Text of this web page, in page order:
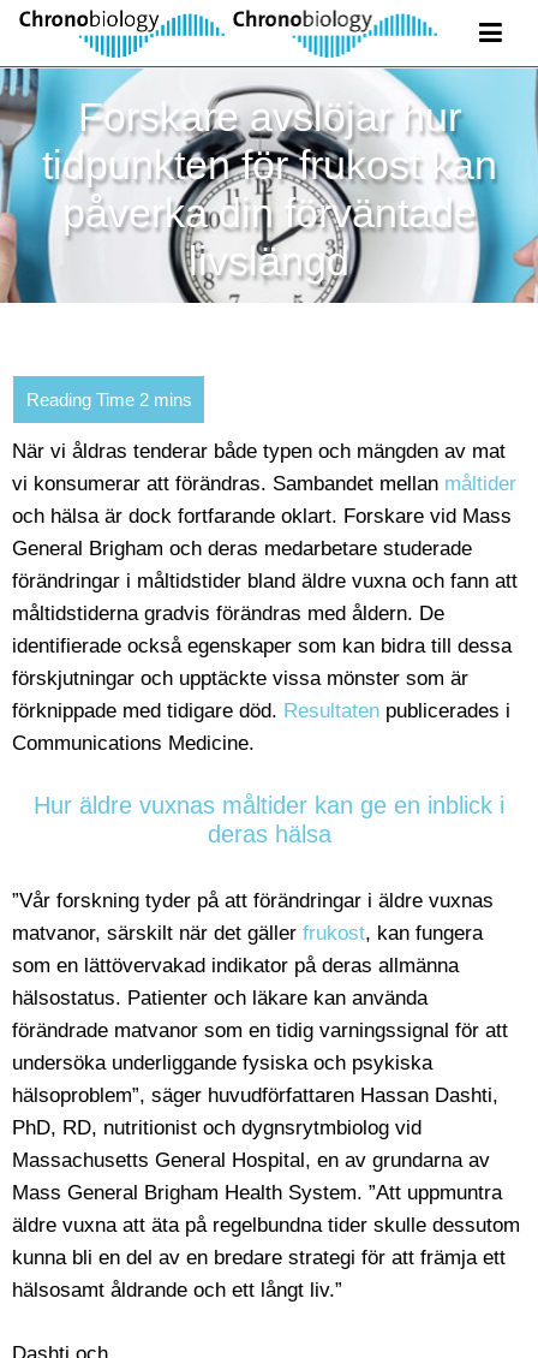
Forskare avslöjar hur
tidpunkten för frukost kan
påverka din förväntade
livslängd
När vi åldras tenderar både typen och mängden av mat
vi konsumerar att förändras. Sambandet mellan måltider
och hälsa är dock fortfarande oklart. Forskare vid Mass
General Brigham och deras medarbetare studerade
förändringar i måltidstider bland äldre vuxna och fann att
måltidstiderna gradvis förändras med åldern. De
identifierade också egenskaper som kan bidra till dessa
förskjutningar och upptäckte vissa mönster som är
förknippade med tidigare död. Resultaten publicerades i
Communications Medicine.
Hur äldre vuxnas måltider kan ge en inblick i
deras hälsa
”Vår forskning tyder på att förändringar i äldre vuxnas
matvanor, särskilt när det gäller frukost, kan fungera
som en lättövervakad indikator på deras allmänna
hälsostatus. Patienter och läkare kan använda
förändrade matvanor som en tidig varningssignal för att
undersöka underliggande fysiska och psykiska
hälsoproblem”, säger huvudförfattaren Hassan Dashti,
PhD, RD, nutritionist och dygnsrytmbiolog vid
Massachusetts General Hospital, en av grundarna av
Mass General Brigham Health System. ”Att uppmuntra
äldre vuxna att äta på regelbundna tider skulle dessutom
kunna bli en del av en bredare strategi för att främja ett
hälsosamt åldrande och ett långt liv.”